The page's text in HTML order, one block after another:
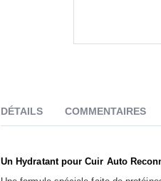
DÉTAILS
Un Hydratant pour Cuir Auto
COMMENTAIRES